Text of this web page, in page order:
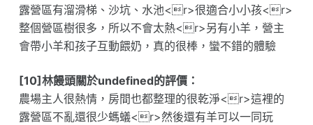
露營區有溜滑梯、沙坑、水池<r>很適合小小孩<r>
整個營區樹很多，所以不會太熱<r>另有小羊，營主
會帶小羊和孩子互動餵奶，真的很棒，蠻不錯的體驗
[10]林饅頭關於undefined的評價：
農場主人很熱情，房間也都整理的很乾淨<r>這裡的
露營區不亂還很少螞蟻<r>然後還有羊可以一同玩